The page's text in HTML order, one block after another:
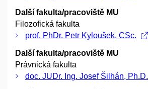
Další fakulta/pracoviště MU
Filozofická fakulta
prof. PhDr. Petr Kyloušek, CSc.
Další fakulta/pracoviště MU
Právnická fakulta
doc. JUDr. Ing. Josef Šilhán, Ph.D.